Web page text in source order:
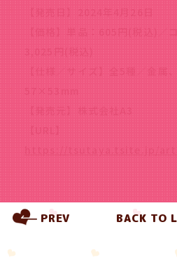
【発売日】2024年4月26日
【価格】単品：605円(税込)／
3,025円(税込)
【仕様／サイズ】全5種／金属
57×53mm
【発売元】株式会社A3
【URL】
https://tsutaya.tsite.jp/
PREV BACK TO